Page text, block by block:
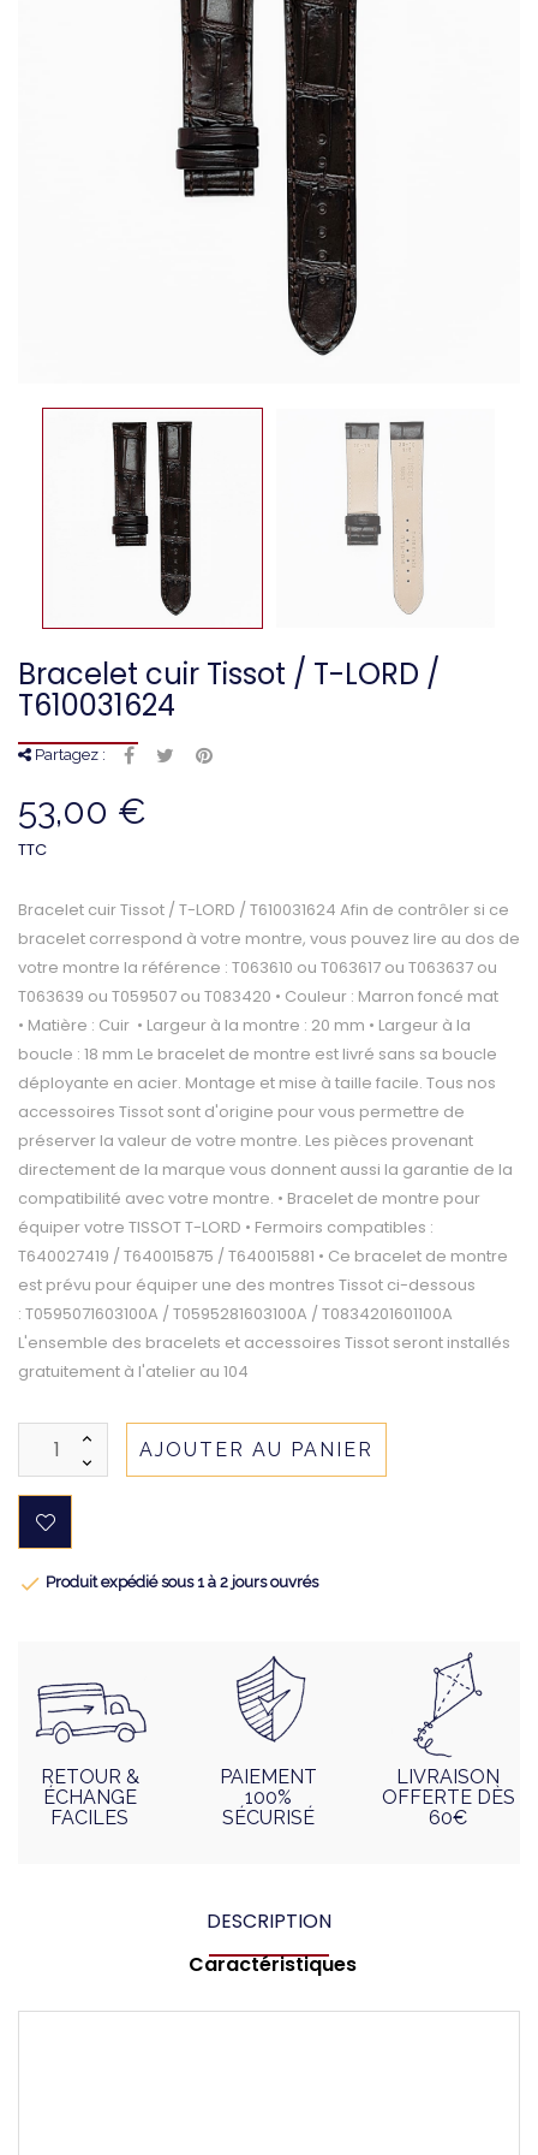
Bracelet cuir Tissot / T-LORD /
T610031624
Partagez :
53,00 €
TTC
Bracelet cuir Tissot / T-LORD / T610031624 Afin de contrôler si ce
bracelet correspond à votre montre, vous pouvez lire au dos de
votre montre la référence : T063610 ou T063617 ou T063637 ou
T063639 ou T059507 ou T083420 • Couleur : Marron foncé mat
• Matière : Cuir • Largeur à la montre : 20 mm • Largeur à la
boucle : 18 mm Le bracelet de montre est livré sans sa boucle
déployante en acier. Montage et mise à taille facile. Tous nos
accessoires Tissot sont d'origine pour vous permettre de
préserver la valeur de votre montre. Les pièces provenant
directement de la marque vous donnent aussi la garantie de la
compatibilité avec votre montre. • Bracelet de montre pour
équiper votre TISSOT T-LORD • Fermoirs compatibles :
T640027419 / T640015875 / T640015881 • Ce bracelet de montre
est prévu pour équiper une des montres Tissot ci-dessous
: T0595071603100A / T0595281603100A / T0834201601100A
L'ensemble des bracelets et accessoires Tissot seront installés
gratuitement à l'atelier au 104
AJOUTER AU PANIER
 Produit expédié sous 1 à 2 jours ouvrés
RETOUR &
ÉCHANGE
FACILES
PAIEMENT
100%
SÉCURISÉ
LIVRAISON
OFFERTE DÈS
60€
DESCRIPTION
Caractéristiques